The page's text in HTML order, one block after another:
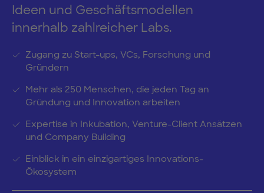
Ideen und Geschäftsmodellen
innerhalb zahlreicher Labs.
Zugang zu Start-ups, VCs, Forschung und
Gründern
Mehr als 250 Menschen, die jeden Tag an
Gründung und Innovation arbeiten
Expertise in Inkubation, Venture-Client Ansätzen
und Company Building
Einblick in ein einzigartiges Innovations-
Ökosystem